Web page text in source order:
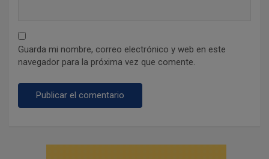
Guarda mi nombre, correo electrónico y web en este
navegador para la próxima vez que comente.